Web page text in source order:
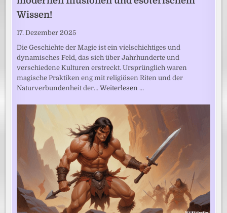
Wissen!
17. Dezember 2025
Die Geschichte der Magie ist ein vielschichtiges und
dynamisches Feld, das sich über Jahrhunderte und
verschiedene Kulturen erstreckt. Ursprünglich waren
magische Praktiken eng mit religiösen Riten und der
Naturverbundenheit der…Weiterlesen …